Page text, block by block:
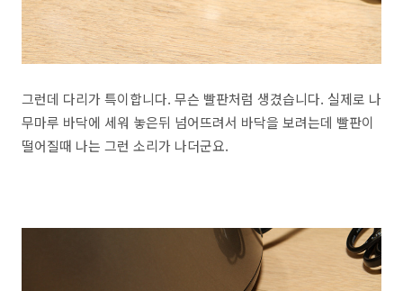
그런데 다리가 특이합니다. 무슨 빨판처럼 생겼습니다. 실제로 나
무마루 바닥에 세워 놓은뒤 넘어뜨려서 바닥을 보려는데 빨판이
떨어질때 나는 그런 소리가 나더군요.